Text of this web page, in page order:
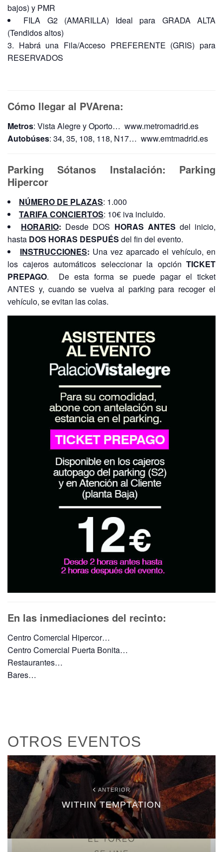
bajos) y PMR
FILA G2 (AMARILLA) Ideal para GRADA ALTA
(Tendidos altos)
Habrá una Fila/Acceso PREFERENTE (GRIS) para
RESERVADOS
Cómo llegar al PVArena:
Metros: Vista Alegre y Oporto… www.metromadrid.es
Autobúses: 34, 35, 108, 118, N17… www.emtmadrid.es
Parking Sótanos Instalación: Parking
Hipercor
NÚMERO DE PLAZAS: 1.000
TARIFA CONCIERTOS: 10€ iva incluido.
HORARIO: Desde DOS HORAS ANTES del inicio,
hasta DOS HORAS DESPUÉS del fin del evento.
INSTRUCCIONES: Una vez aparcado el vehículo, en
los cajeros automáticos seleccionar la opción TICKET
PREPAGO. De esta forma se puede pagar el ticket
ANTES y, cuando se vuelva al parking para recoger el
vehículo, se evitan las colas.
En las inmediaciones del recinto:
Centro Comercial Hipercor…
Centro Comercial Puerta Bonita…
Restaurantes…
Bares…
OTROS EVENTOS
ANTERIOR
WITHIN TEMPTATION